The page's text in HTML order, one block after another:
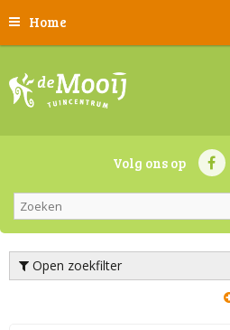
Home
Volg ons op
Open zoekfilter